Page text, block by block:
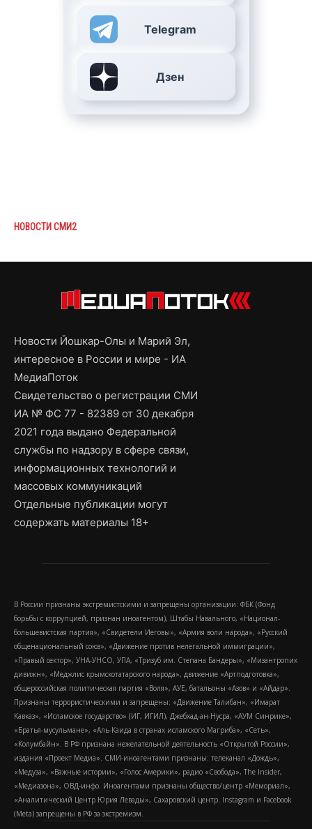
Telegram
Дзен
НОВОСТИ СМИ2
Новости Йошкар-Олы и Марий Эл,
интересное в России и мире - ИА
МедиаПоток
Свидетельство о регистрации СМИ
ИА № ФС 77 - 82389 от 30 декабря
2021 года выдано Федеральной
службы по надзору в сфере связи,
информационных технологий и
массовых коммуникаций
Отдельные публикации могут
содержать материалы 18+
В России признаны экстремистскими и запрещены организации: ФБК (Фонд
борьбы с коррупцией, признан иноагентом), Штабы Навального, «Национал-
большевистская партия», «Свидетели Иеговы», «Армия воли народа», «Русский
общенациональный союз», «Движение против нелегальной иммиграции»,
«Правый сектор», УНА-УНСО, УПА, «Тризуб им. Степана Бандеры», «Мизантропик
дивижн», «Меджлис крымскотатарского народа», движение «Артподготовка»,
общероссийская политическая партия «Воля», АУЕ, батальоны «Азов» и «Айдар».
Признаны террористическими и запрещены: «Движение Талибан», «Имарат
Кавказ», «Исламское государство» (ИГ, ИГИЛ), Джебхад-ан-Нусра, «АУМ Синрике»,
«Братья-мусульмане», «Аль-Каида в странах исламского Магриба», «Сеть»,
«Колумбайн». В РФ признана нежелательной деятельность «Открытой России»,
издания «Проект Медиа». СМИ-иноагентами признаны: телеканал «Дождь»,
«Медуза», «Важные истории», «Голос Америки», радио «Свобода», The Insider,
«Медиазона», ОВД-инфо. Иноагентами признаны общество/центр «Мемориал»,
«Аналитический Центр Юрия Левады», Сахаровский центр. Instagram и Facebook
(Metа) запрещены в РФ за экстремизм.